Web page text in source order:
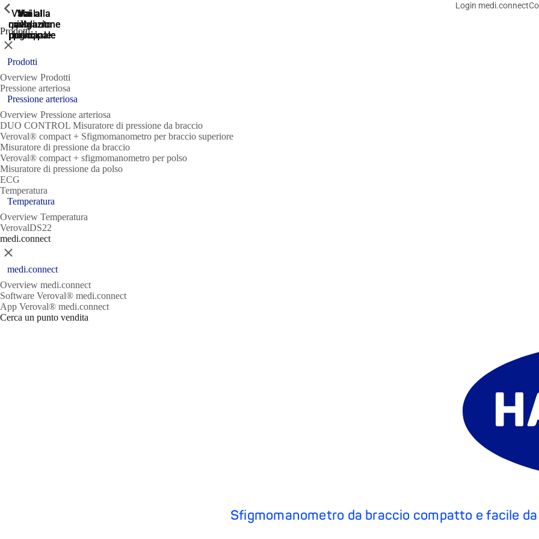
Vai
alla
ricerca
Vai alla
navigazione
principale
Vai alla
navigazione
principale
Vai al
contenuto
principale
Vai al
piè di
pagina
Login medi.connect
Prodotti
ShowPrevious
Chiudere
Prodotti
Overview Prodotti
Pressione arteriosa
ShowPrevious
Pressione arteriosa
Overview Pressione arteriosa
DUO CONTROL Misuratore di pressione da braccio
Veroval® compact + Sfigmomanometro per braccio superiore
Misuratore di pressione da braccio
Veroval® compact + sfigmomanometro per polso
Misuratore di pressione da polso
ECG
Temperatura
ShowPrevious
Temperatura
Overview Temperatura
VerovalDS22
medi.connect
ShowPrevious
Chiudere
medi.connect
Overview medi.connect
Software Veroval® medi.connect
App Veroval® medi.connect
Cerca un punto vendita
Sfigmomanometro da braccio compatto e facile